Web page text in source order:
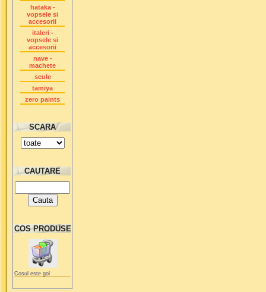
hataka -
vopsele si
accesorii
italeri -
vopsele si
accesorii
nave -
machete
scule
tamiya
zero paints
SCARA
CAUTARE
COS PRODUSE
Cosul este gol